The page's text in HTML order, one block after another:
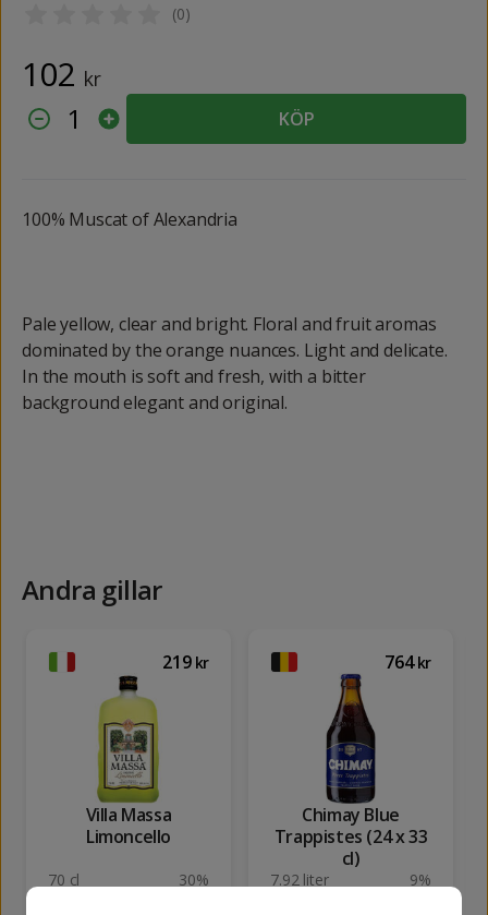
(0)
102 kr
1 KÖP
100% Muscat of Alexandria
Pale yellow, clear and bright. Floral and fruit aromas
dominated by the orange nuances. Light and delicate.
In the mouth is soft and fresh, with a bitter
background elegant and original.
Andra gillar
219 kr
Villa Massa
Limoncello
70 cl 30%
764kr
Chimay Blue
Trappistes (24 x 33
cl)
7.92 liter 9%